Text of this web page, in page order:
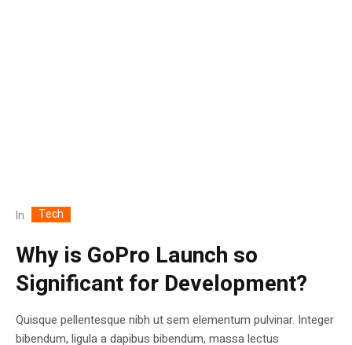
In Tech
Why is GoPro Launch so
Significant for Development?
Quisque pellentesque nibh ut sem elementum pulvinar. Integer
bibendum, ligula a dapibus bibendum, massa lectus